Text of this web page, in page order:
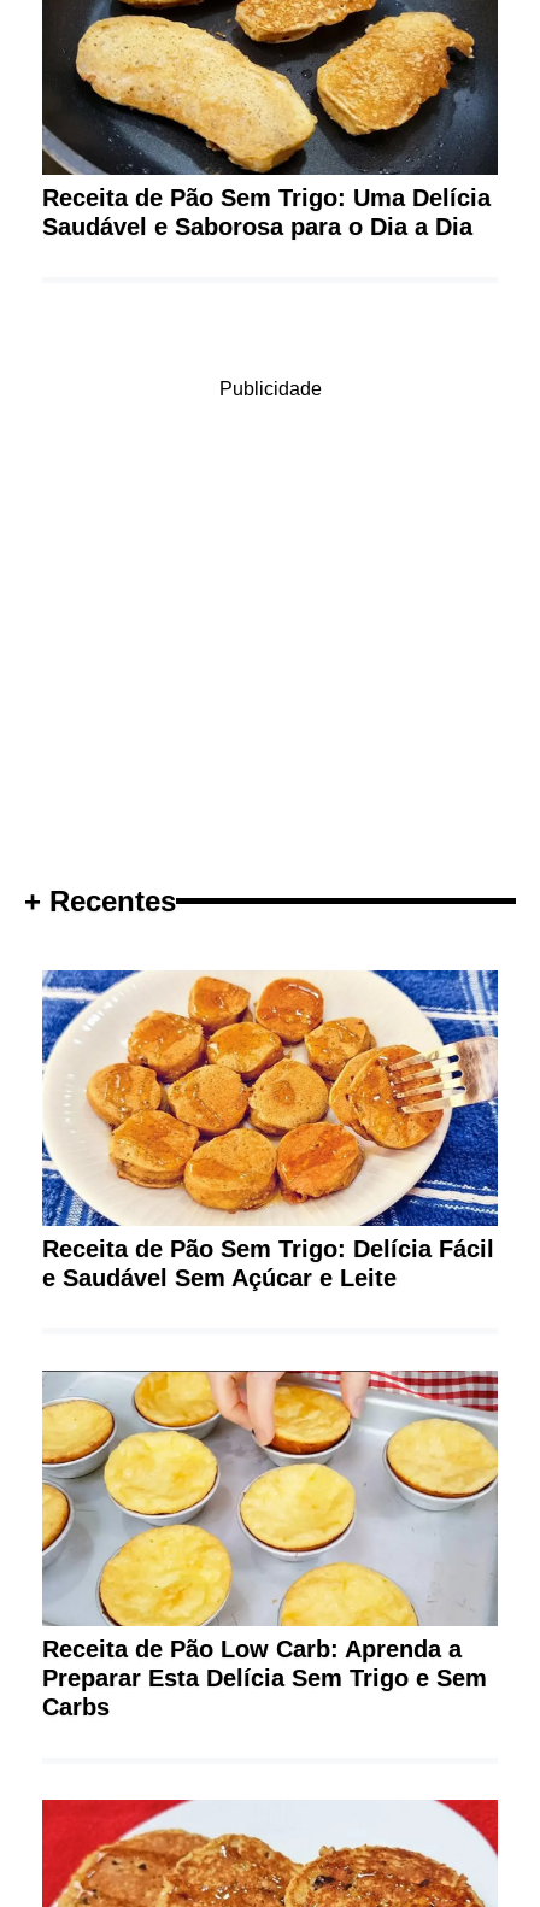
Receita de Pão Sem Trigo: Uma Delícia
Saudável e Saborosa para o Dia a Dia
Publicidade
+ Recentes
Receita de Pão Sem Trigo: Delícia Fácil
e Saudável Sem Açúcar e Leite
Receita de Pão Low Carb: Aprenda a
Preparar Esta Delícia Sem Trigo e Sem
Carbs